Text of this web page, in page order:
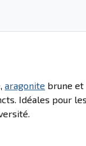
aragonite brune et
Idéales pour